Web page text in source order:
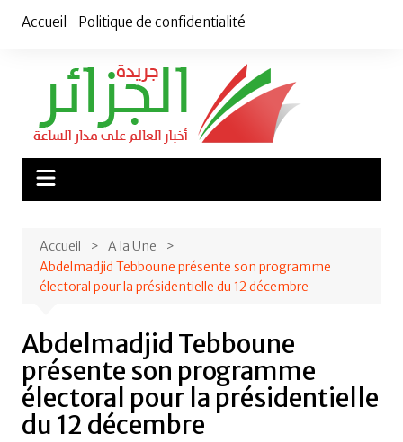
Accueil Politique de confidentialité
Accueil
A la Une
Abdelmadjid Tebboune présente son programme
électoral pour la présidentielle du 12 décembre
Abdelmadjid Tebboune
présente son programme
électoral pour la présidentielle
du 12 décembre